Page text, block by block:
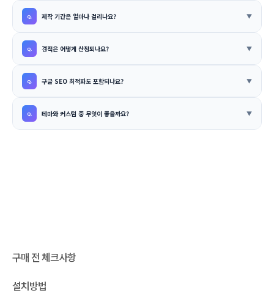
제작 기간은 얼마나 걸리나요?
견적은 어떻게 산정되나요?
구글 SEO 최적화도 포함되나요?
테마와 커스텀 중 무엇이 좋을까요?
구매 전 체크사항
설치방법